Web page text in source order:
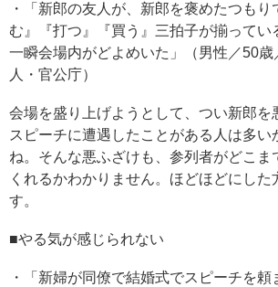
・「新郎の友人が、新郎を褒めたつもり
む』『打つ』『買う』三拍子が揃ってい
一瞬会場内がどよめいた」（男性／50
人・官公庁）
会場を盛り上げようとして、つい新郎を
スピーチに遭遇したことがある人は多い
ね。そんな悪ふざけも、参列者がどこま
くれるかわかりません。ほどほどにした
す。
■やる気が感じられない
・「新婦が同僚で結婚式でスピーチを